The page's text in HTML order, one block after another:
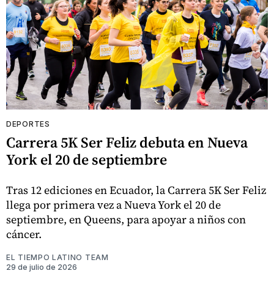
DEPORTES
Carrera 5K Ser Feliz debuta en Nueva
York el 20 de septiembre
Tras 12 ediciones en Ecuador, la Carrera 5K Ser Feliz
llega por primera vez a Nueva York el 20 de
septiembre, en Queens, para apoyar a niños con
cáncer.
EL TIEMPO LATINO TEAM
29 de julio de 2026